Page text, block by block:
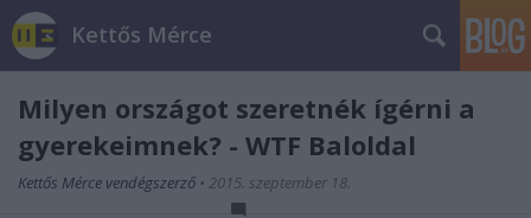
Kettős Mérce
Milyen országot szeretnék ígérni a
gyerekeimnek? - WTF Baloldal
Kettős Mérce vendégszerző • 2015. szeptember 18.